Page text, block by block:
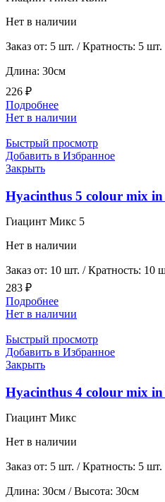
Нет в наличии
Заказ от: 5 шт. / Кратность: 5 шт.
Длина: 30см
226 ₽
Подробнее
Нет в наличии
Быстрый просмотр
Добавить в Избранное
Закрыть
Hyacinthus 5 colour mix
Гиацинт Микс 5
Нет в наличии
Заказ от: 10 шт. / Кратность: 10
283 ₽
Подробнее
Нет в наличии
Быстрый просмотр
Добавить в Избранное
Закрыть
Hyacinthus 4 colour mix
Гиацинт Микс
Нет в наличии
Заказ от: 5 шт. / Кратность: 5 шт.
Длина: 30см / Высота: 30см